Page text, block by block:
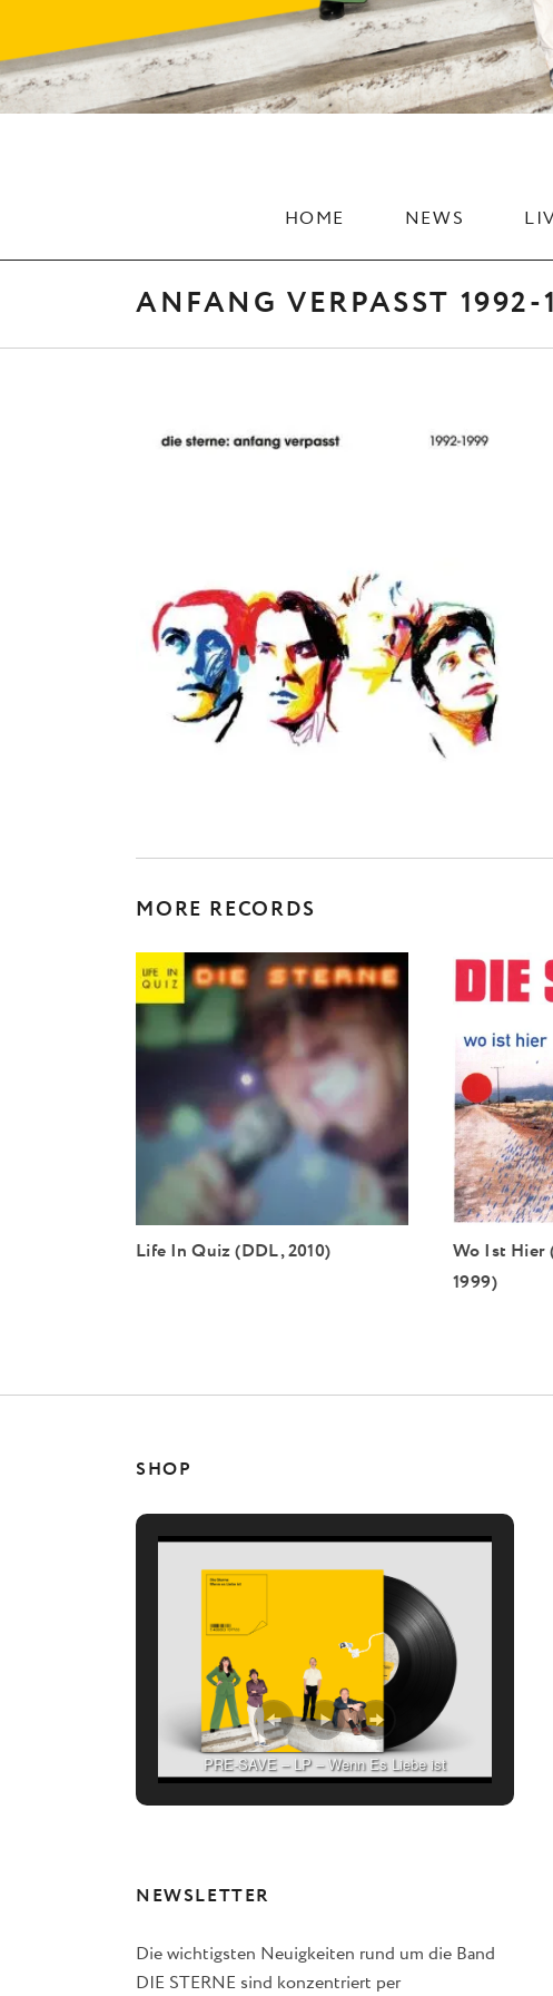
HOME NEWS
ANFANG VERPASST
MORE RECORDS
Life In Quiz (DDL, 2010)
Wo Ist Hier
1999)
SHOP
PRE-SAVE – LP – Wenn Es Liebe ist
NEWSLETTER
Die wichtigsten Neuigkeiten rund um die Band
DIE STERNE sind konzentriert per